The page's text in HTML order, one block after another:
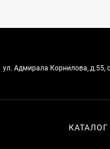
ул. Адмирала Корнилова, д.55,
КАТАЛОГ